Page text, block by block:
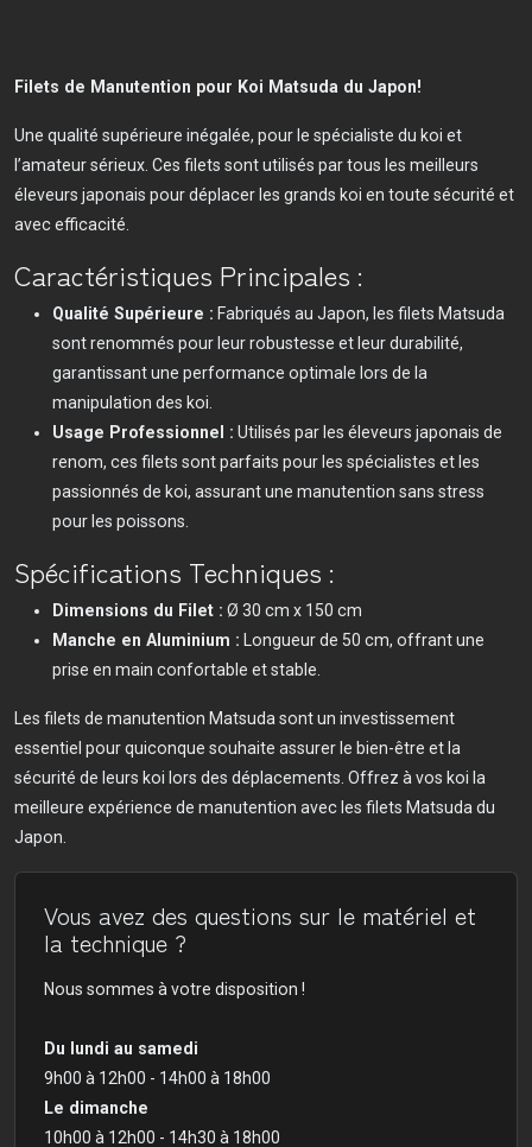
Filets de Manutention pour Koi Matsuda du Japon!
Une qualité supérieure inégalée, pour le spécialiste du koi et
l’amateur sérieux. Ces filets sont utilisés par tous les meilleurs
éleveurs japonais pour déplacer les grands koi en toute sécurité et
avec efficacité.
Caractéristiques Principales :
Qualité Supérieure : Fabriqués au Japon, les filets Matsuda
sont renommés pour leur robustesse et leur durabilité,
garantissant une performance optimale lors de la
manipulation des koi.
Usage Professionnel : Utilisés par les éleveurs japonais de
renom, ces filets sont parfaits pour les spécialistes et les
passionnés de koi, assurant une manutention sans stress
pour les poissons.
Spécifications Techniques :
Dimensions du Filet : Ø 30 cm x 150 cm
Manche en Aluminium : Longueur de 50 cm, offrant une
prise en main confortable et stable.
Les filets de manutention Matsuda sont un investissement
essentiel pour quiconque souhaite assurer le bien-être et la
sécurité de leurs koi lors des déplacements. Offrez à vos koi la
meilleure expérience de manutention avec les filets Matsuda du
Japon.
Vous avez des questions sur le matériel et
la technique ?
Nous sommes à votre disposition !
Du lundi au samedi
9h00 à 12h00 - 14h00 à 18h00
Le dimanche
10h00 à 12h00 - 14h30 à 18h00